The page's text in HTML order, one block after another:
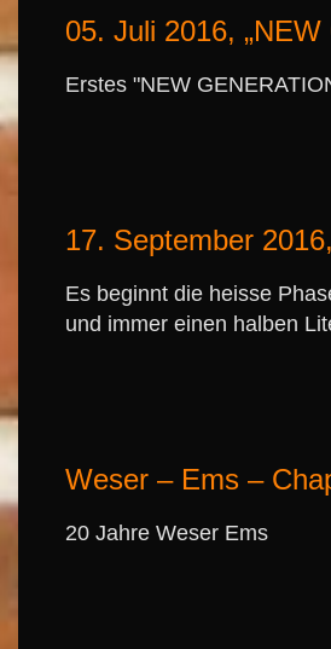
05. Juli 2016,
Erstes "NEW
17. September
Es beginnt die heisse
und immer einen halben
Weser – Ems –
20 Jahre Weser Ems